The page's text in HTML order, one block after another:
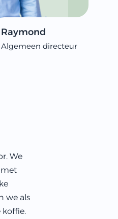
Raymond
Algemeen directeur
We
met
we als